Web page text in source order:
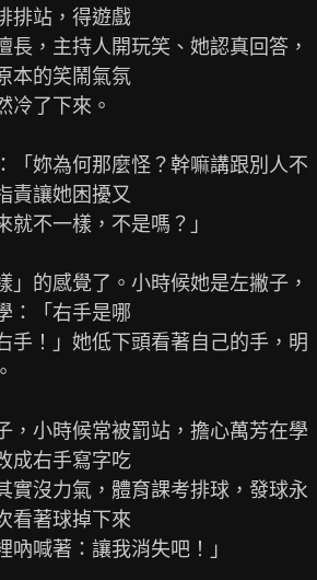
排站，得遊戲
長，主持人開玩笑、她認真回答，
本的笑鬧氣氛
冷了下來。
「妳為何那麼怪？幹嘛講跟別人不
責讓她困擾又
就不一樣，不是嗎？」
」的感覺了。小時候她是左撇子，
：「右手是哪
手！」她低下頭看著自己的手，明
，小時候常被罰站，擔心萬芳在學
成右手寫字吃
實沒力氣，體育課考排球，發球永
看著球掉下來
吶喊著：讓我消失吧！」